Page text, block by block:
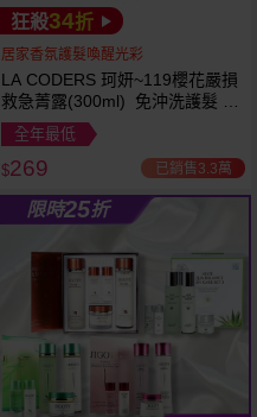
狂殺34折
居家香氛護髮喚醒光彩
LA CODERS 珂妍~119櫻花嚴損
救急菁露(300ml) 免沖洗護髮 蕾
舒法克
全年最低
$269 已銷售3.3萬
限時25折